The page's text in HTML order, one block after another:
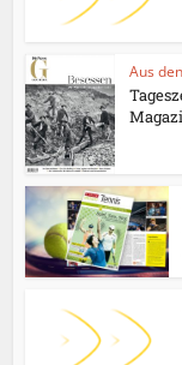
Aus